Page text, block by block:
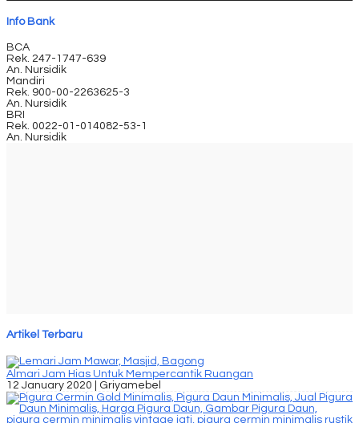
Info Bank
BCA
Rek. 247-1747-639
An. Nursidik
Mandiri
Rek. 900-00-2263625-3
An. Nursidik
BRI
Rek. 0022-01-014082-53-1
An. Nursidik
Artikel Terbaru
Almari Jam Hias Untuk Mempercantik Ruangan
12 January 2020 | Griyamebel